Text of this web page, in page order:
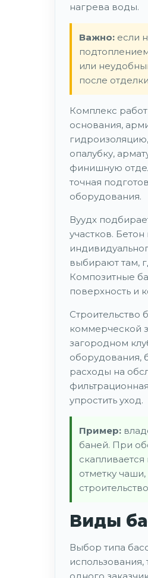
нагрева воды.
Важно: если
или
после
Комплекс
основания,
опалубку,
финишную
точная
оборудования.
Вуудх
участков.
выбирают там,
Композитные
поверхность и
Строительство
коммерческой
загородном
оборудования,
расходы на
упростить уход.
Пример:
баней. При
отметку
Виды
Выбор типа